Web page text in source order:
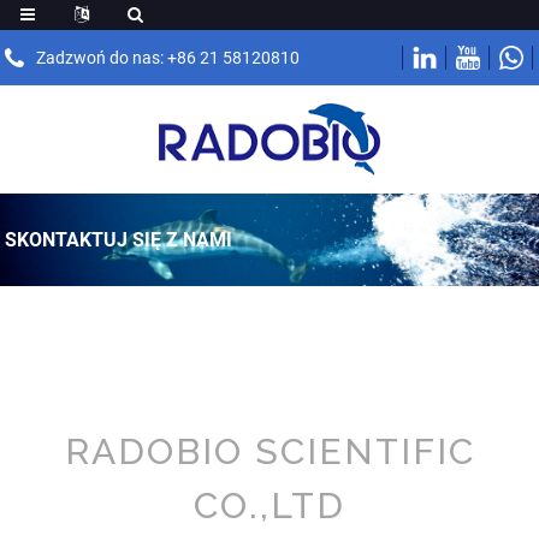
Zadzwoń do nas: +86 21 58120810
SKONTAKTUJ SIĘ Z NAMI
RADOBIO SCIENTIFIC
CO.,LTD